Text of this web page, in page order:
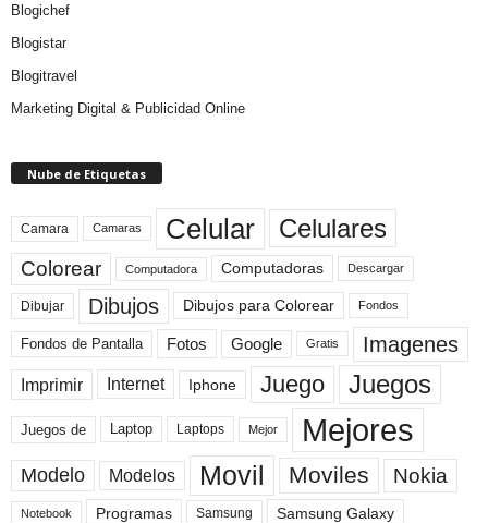
Blogichef
Blogistar
Blogitravel
Marketing Digital & Publicidad Online
Nube de Etiquetas
Camara Camaras Celular Celulares
Colorear Computadora Computadoras Descargar
Dibujar Dibujos Dibujos para Colorear Fondos
Fondos de Pantalla Fotos Google Gratis Imagenes
Imprimir Internet Iphone Juego Juegos
Juegos de Laptop Laptops Mejor Mejores
Modelo Modelos Movil Moviles Nokia
Notebook Programas Samsung Samsung Galaxy